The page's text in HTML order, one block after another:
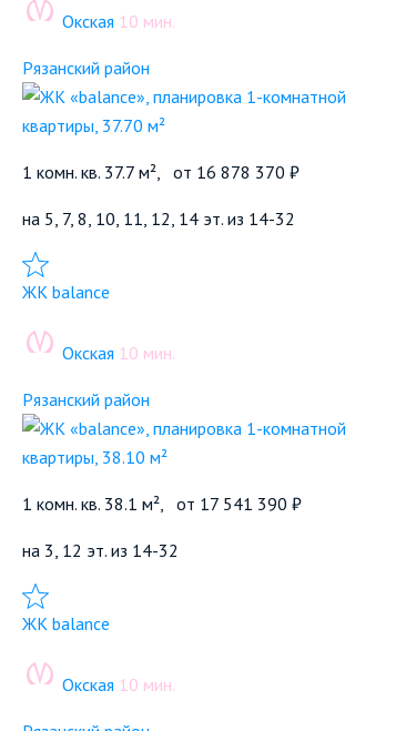
Окская 10 мин.
Рязанский район
1 комн. кв. 37.7 м², от 16 878 370 ₽
на 5, 7, 8, 10, 11, 12, 14 эт. из 14-32
Добавить в избранное
ЖК balance
Окская 10 мин.
Рязанский район
1 комн. кв. 38.1 м², от 17 541 390 ₽
на 3, 12 эт. из 14-32
Добавить в избранное
ЖК balance
Окская 10 мин.